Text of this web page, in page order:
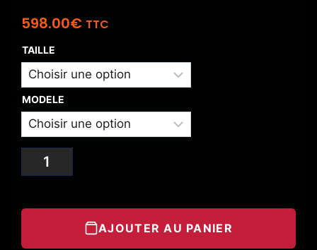
598.00€ TTC
TAILLE
MODELE
AJOUTER AU PANIER